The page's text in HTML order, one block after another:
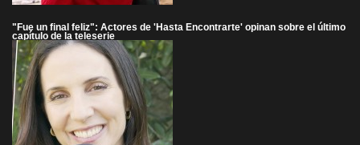
"Fue un final feliz": Actores de 'Hasta Encontrarte' opinan sobre el último
capítulo de la teleserie